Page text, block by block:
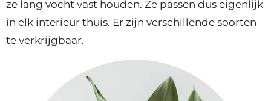
ze lang vocht vast houden. Ze passen dus eigenlijk
in elk interieur thuis. Er zijn verschillende soorten
te verkrijgbaar.